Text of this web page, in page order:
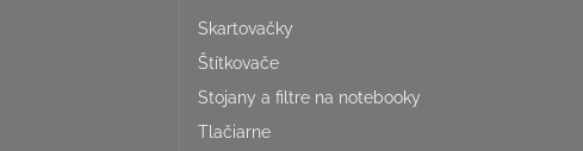
Skartovačky
Štítkovače
Stojany a filtre na notebooky
Tlačiarne